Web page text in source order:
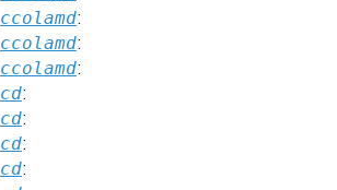
ccolamd:
ccolamd:
ccolamd:
cd:
cd:
cd:
cd: